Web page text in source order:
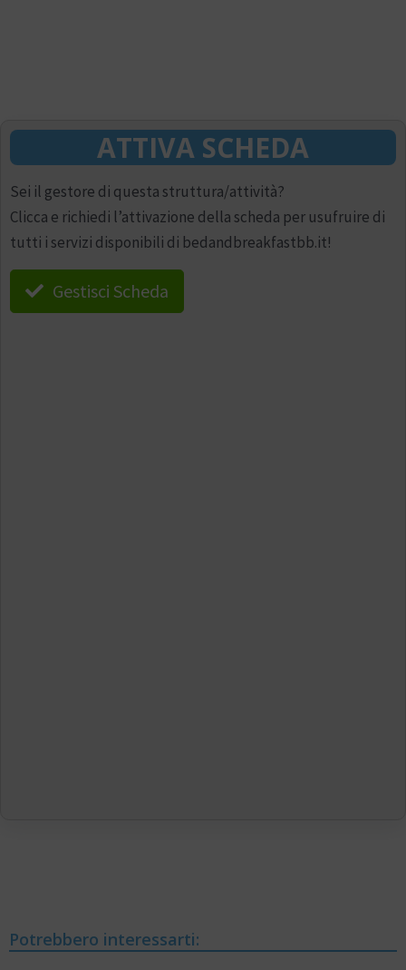
ATTIVA SCHEDA
Sei il gestore di questa struttura/attività?
Clicca e richiedi l’attivazione della scheda per usufruire di
tutti i servizi disponibili di bedandbreakfastbb.it!
Gestisci Scheda
Potrebbero interessarti: